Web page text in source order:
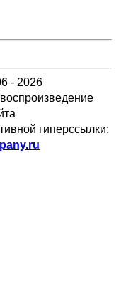
- 2026
гиперссылки: